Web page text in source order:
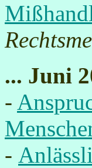
... Juni
-
-